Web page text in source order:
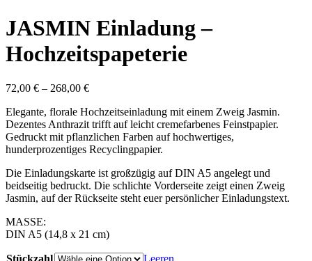
JASMIN Einladung –
Hochzeitspapeterie
72,00 € – 268,00 €
Elegante, florale Hochzeitseinladung mit einem Zweig Jasmin.
Dezentes Anthrazit trifft auf leicht cremefarbenes Feinstpapier.
Gedruckt mit pflanzlichen Farben auf hochwertiges,
hunderprozentiges Recyclingpapier.
Die Einladungskarte ist großzügig auf DIN A5 angelegt und
beidseitig bedruckt. Die schlichte Vorderseite zeigt einen Zweig
Jasmin, auf der Rückseite steht euer persönlicher Einladungstext.
MASSE:
DIN A5 (14,8 x 21 cm)
Stückzahl Leeren